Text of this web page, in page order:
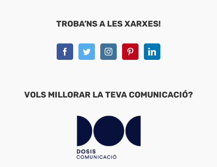
TROBA’NS A LES XARXES!
VOLS MILLORAR LA TEVA COMUNICACIÓ?